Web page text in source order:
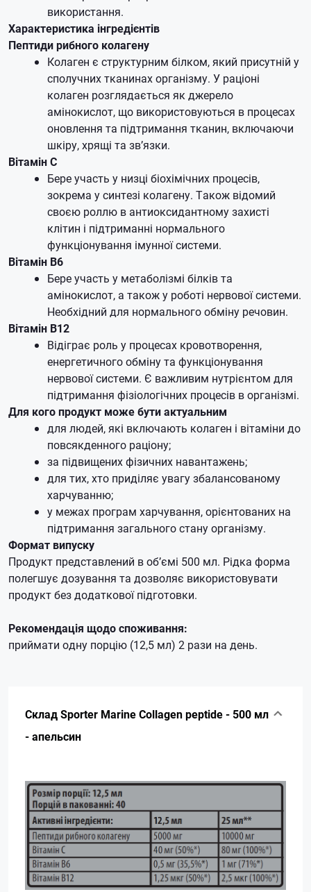
використання.
Характеристика інгредієнтів
Пептиди рибного колагену
Колаген є структурним білком, який присутній у
сполучних тканинах організму. У раціоні
колаген розглядається як джерело
амінокислот, що використовуються в процесах
оновлення та підтримання тканин, включаючи
шкіру, хрящі та зв’язки.
Вітамін C
Бере участь у низці біохімічних процесів,
зокрема у синтезі колагену. Також відомий
своєю роллю в антиоксидантному захисті
клітин і підтриманні нормального
функціонування імунної системи.
Вітамін B6
Бере участь у метаболізмі білків та
амінокислот, а також у роботі нервової системи.
Необхідний для нормального обміну речовин.
Вітамін B12
Відіграє роль у процесах кровотворення,
енергетичного обміну та функціонування
нервової системи. Є важливим нутрієнтом для
підтримання фізіологічних процесів в організмі.
Для кого продукт може бути актуальним
для людей, які включають колаген і вітаміни до
повсякденного раціону;
за підвищених фізичних навантажень;
для тих, хто приділяє увагу збалансованому
харчуванню;
у межах програм харчування, орієнтованих на
підтримання загального стану організму.
Формат випуску
Продукт представлений в об’ємі 500 мл. Рідка форма
полегшує дозування та дозволяє використовувати
продукт без додаткової підготовки.
Рекомендація щодо споживання:
приймати одну порцію (12,5 мл) 2 рази на день.
Склад Sporter Marine Collagen peptide - 500 мл
- апельсин